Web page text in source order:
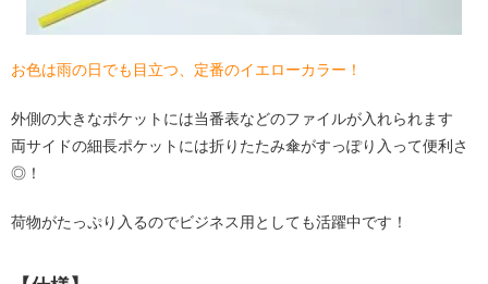
お色は雨の日でも目立つ、定番のイエローカラー！
外側の大きなポケットには当番表などのファイルが入れられます
両サイドの細長ポケットには折りたたみ傘がすっぽり入って便利さ
◎！
荷物がたっぷり入るのでビジネス用としても活躍中です！